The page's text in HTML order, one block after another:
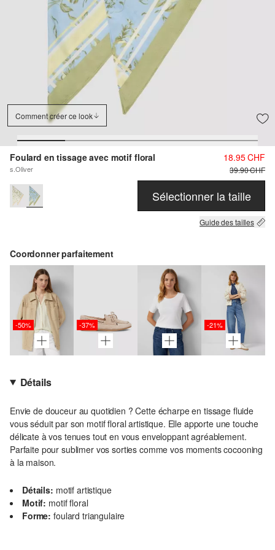
Comment créer ce look
Foulard en tissage avec motif floral
s.Oliver
18.95 CHF
39.90 CHF
Sélectionner la taille
Guide des tailles
Coordonner parfaitement
-50% -37% -21%
Détails
Envie de douceur au quotidien ? Cette écharpe en tissage fluide
vous séduit par son motif floral artistique. Elle apporte une touche
délicate à vos tenues tout en vous enveloppant agréablement.
Parfaite pour sublimer vos sorties comme vos moments cocooning
à la maison.
Détails: motif artistique
Motif: motif floral
Forme: foulard triangulaire